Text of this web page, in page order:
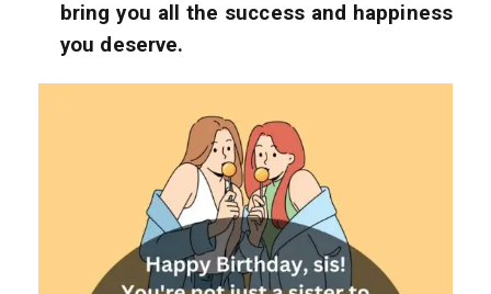
bring you all the success and happiness
you deserve.